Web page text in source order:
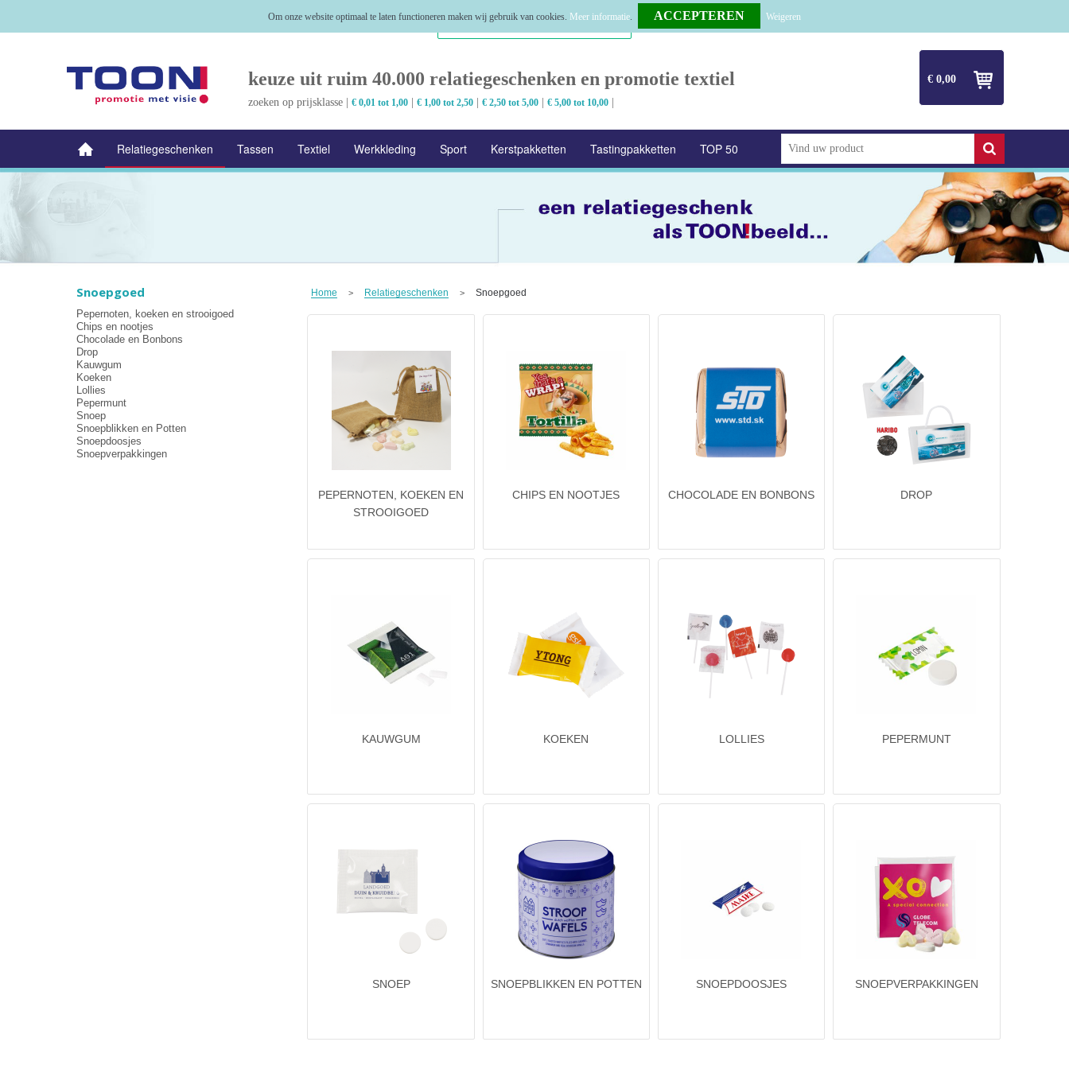
keuze uit ruim 40.000 relatiegeschenken en promotie textiel
zoeken op prijsklasse | € 0,01 tot 1,00| € 1,00 tot 2,50| € 2,50 tot 5,00| € 5,00 tot 10,00|
€ 0,00
Relatiegeschenken Tassen Textiel Werkkleding Sport Kerstpakketten Tastingpakketten TOP 50
Snoepgoed
Pepernoten, koeken en strooigoed
Chips en nootjes
Chocolade en Bonbons
Drop
Kauwgum
Koeken
Lollies
Pepermunt
Snoep
Snoepblikken en Potten
Snoepdoosjes
Snoepverpakkingen
Home > Relatiegeschenken > Snoepgoed
PEPERNOTEN, KOEKEN EN
STROOIGOED
CHIPS EN NOOTJES CHOCOLADE EN BONBONS DROP
KAUWGUM KOEKEN LOLLIES PEPERMUNT
SNOEP SNOEPBLIKKEN EN POTTEN SNOEPDOOSJES SNOEPVERPAKKINGEN
Om onze website optimaal te laten functioneren maken wij gebruik van cookies. Meer informatie. Weigeren